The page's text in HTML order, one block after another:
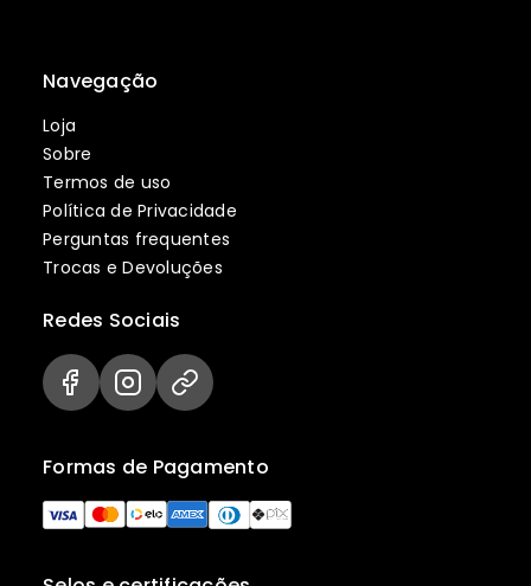
Navegação
Loja
Sobre
Termos de uso
Política de Privacidade
Perguntas frequentes
Trocas e Devoluções
Formas de Pagamento
Redes Sociais